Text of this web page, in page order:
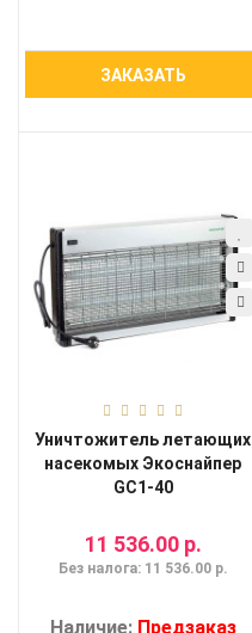
ЗАКАЗАТЬ
Уничтожитель летающих
насекомых Экоснайпер
GC1-40
11 536.00 р.
Без налога: 11 536.00 р.
Наличие: Предзаказ